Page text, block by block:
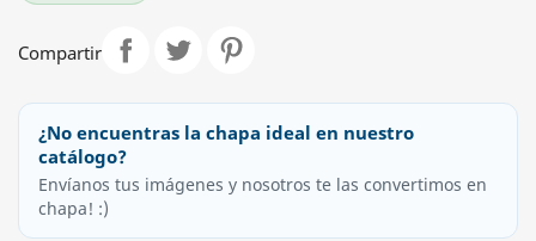
Compartir
¿No encuentras la chapa ideal en nuestro
catálogo?
Envíanos tus imágenes y nosotros te las convertimos en
chapa! :)